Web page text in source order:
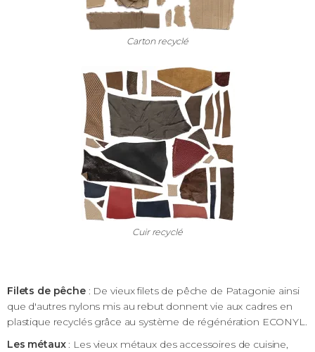
Carton recyclé
Cuir recyclé
Filets de pêche: De vieux filets de pêche de Patagonie ainsi
que d'autres nylons mis au rebut donnent vie aux cadres en
plastique recyclés grâce au système de régénération ECONYL.
Les métaux: Les vieux métaux des accessoires de cuisine,